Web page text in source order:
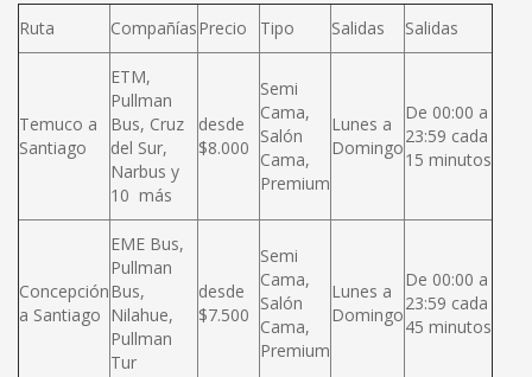
Ruta CompañíasPrecio Tipo Salidas Salidas
Temuco a
Santiago
ETM,
Pullman
Bus, Cruz
del Sur,
Narbus y
10 más
desde
$8.000
Semi
Cama,
Salón
Cama,
Premium
Lunes a
Domingo
De 00:00 a
23:59 cada
15 minutos
Concepción
a Santiago
EME Bus,
Pullman
Bus,
Nilahue,
Pullman
Tur
desde
$7.500
Semi
Cama,
Salón
Cama,
Premium
Lunes a
Domingo
De 00:00 a
23:59 cada
45 minutos